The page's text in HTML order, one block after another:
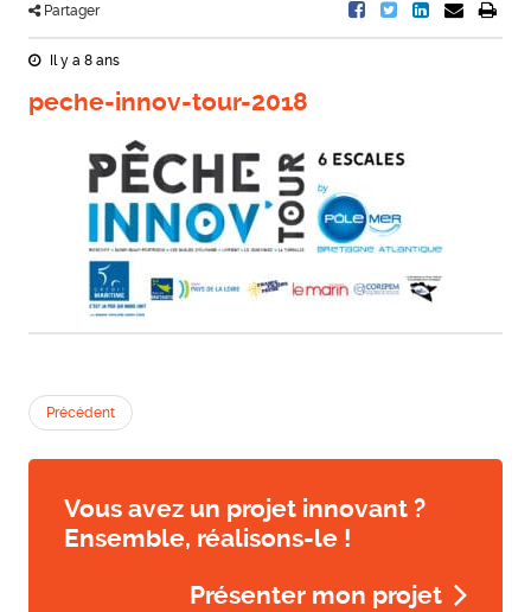
Partager
Il y a 8 ans
peche-innov-tour-2018
Précédent
Vous avez un projet innovant ?
Ensemble, réalisons-le !
Présenter mon projet